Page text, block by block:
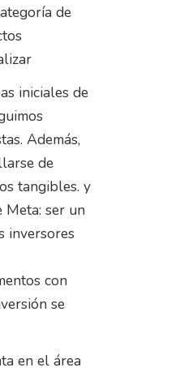
de
iniciales de
Además,
de
tangibles. y
Meta: ser un
inversores
con
se
en el área